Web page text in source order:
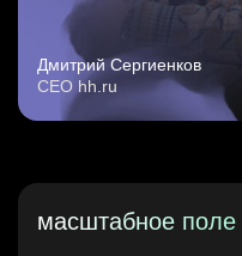
Дмитрий Сергиенков
CEO hh.ru
масштабное поле